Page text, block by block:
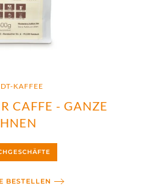
KAFFEE
CAFFE - GANZE
BESTELLEN